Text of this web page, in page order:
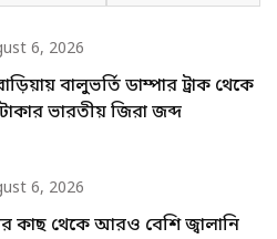
6, 2026
বালুভর্তি ডাম্পার ট্রাক থেকে
ভারতীয় জিরা জব্দ
6, 2026
কাছ থেকে আরও বেশি জ্বালানি